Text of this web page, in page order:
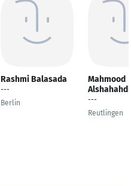
Rashmi Balasada
---
Berlin
Mahmood
Alshahahdi
---
Reutlingen